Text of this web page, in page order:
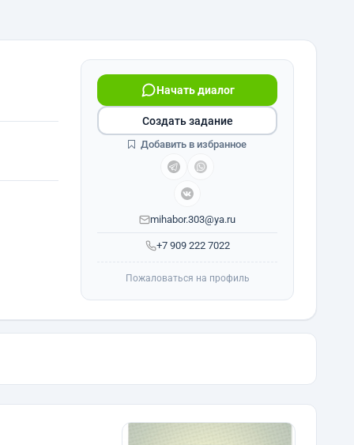
+7 909 222 7022
Начать диалог
mihabor.303@ya.ru
Создать задание
Добавить в избранное
Пожаловаться на профиль